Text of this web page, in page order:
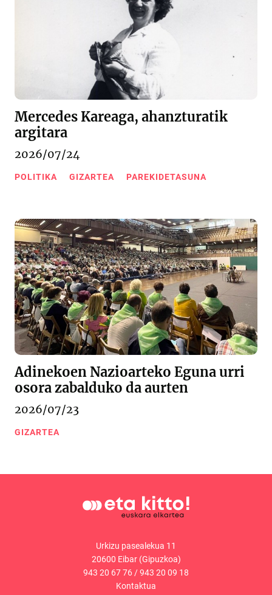
Mercedes Kareaga, ahanzturatik
argitara
2026/07/24
POLITIKA GIZARTEA PAREKIDETASUNA
Adinekoen Nazioarteko Eguna urri
osora zabalduko da aurten
2026/07/23
GIZARTEA
Urkizu pasealekua 11
20600 Eibar (Gipuzkoa)
943 20 67 76 /943 20 09 18
Kontaktua